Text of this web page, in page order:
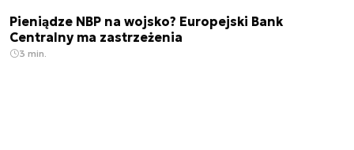
Pieniądze NBP na wojsko? Europejski Bank
Centralny ma zastrzeżenia
3 min.